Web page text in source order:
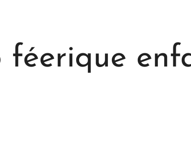
féerique